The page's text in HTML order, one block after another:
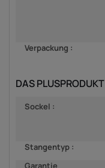
Verpackung :
DAS PLUSPRODUKT
Sockel :
Stangentyp :
Garantie